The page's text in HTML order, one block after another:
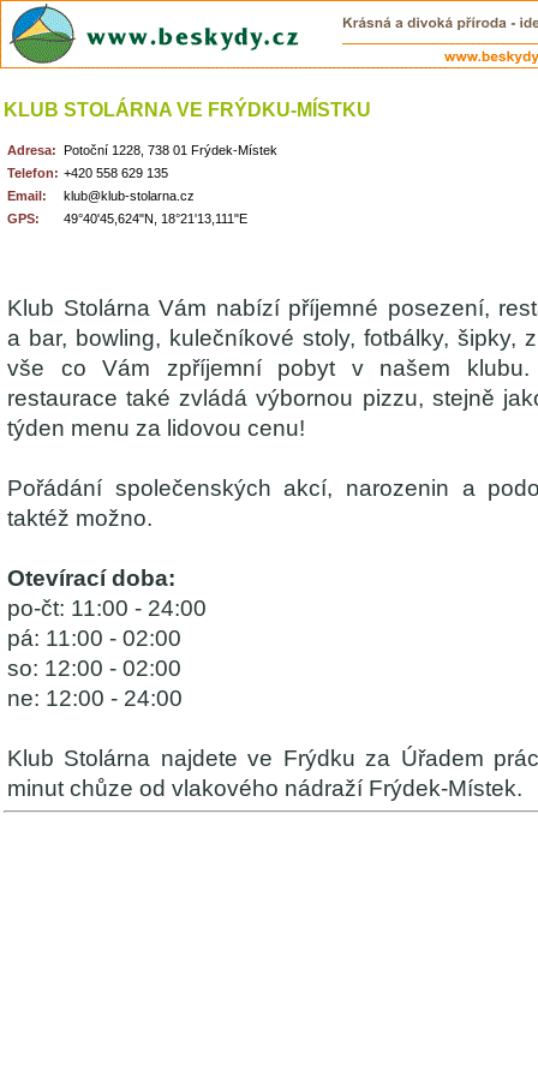
KLUB STOLÁRNA VE FRÝDKU-MÍSTKU
Adresa: Potoční 1228, 738 01 Frýdek-Místek
Telefon: +420 558 629 135
Email:
klub@klub-stolarna.cz
GPS:
49°40'45,624"N, 18°21'13,111"E
Klub Stolárna Vám nabízí příjemné posezení,
a bar, bowling, kulečníkové stoly, fotbálky, šipky,
vše co Vám zpříjemní pobyt v našem klubu.
restaurace také zvládá výbornou pizzu, stejně
týden menu za lidovou cenu!
Pořádání společenských akcí, narozenin a
taktéž možno.
Otevírací doba:
po-čt: 11:00 - 24:00
pá: 11:00 - 02:00
so: 12:00 - 02:00
ne: 12:00 - 24:00
Klub Stolárna najdete ve Frýdku za Úřadem
minut chůze od vlakového nádraží Frýdek-Místek.